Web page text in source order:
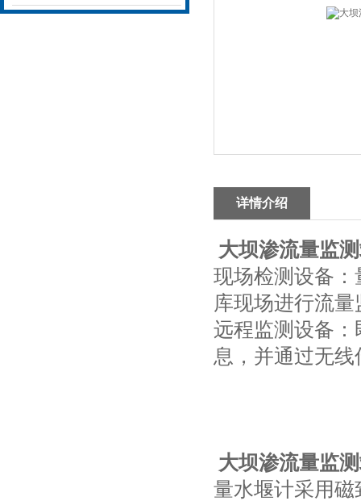
详情介绍
大坝渗流量监
现场检测设备
库现场进行流量
远程监测设备
息，并通过无
大坝渗流量监
量水堰计采用